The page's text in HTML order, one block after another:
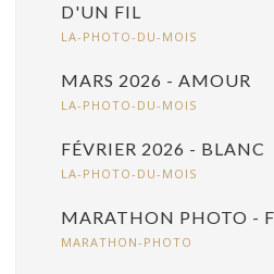
D'UN FIL
LA-PHOTO-DU-MOIS
MARS 2026 - AMOUR
LA-PHOTO-DU-MOIS
FÉVRIER 2026 - BLANC
LA-PHOTO-DU-MOIS
MARATHON PHOTO -
MARATHON-PHOTO